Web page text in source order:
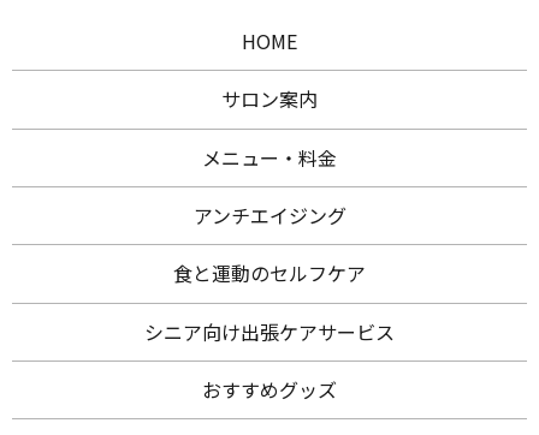
HOME
サロン案内
メニュー・料金
アンチエイジング
食と運動のセルフケア
シニア向け出張ケアサービス
おすすめグッズ